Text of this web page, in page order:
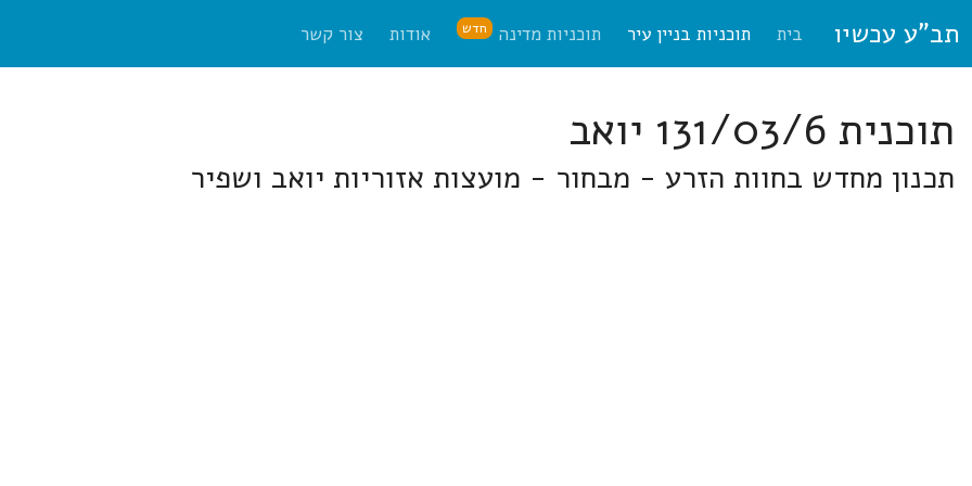
תב"ע עכשיו בית תוכניות בניין עיר תוכניות מדינה חדש אודות צור קשר
תוכנית 131/03/6 יואב
תכנון מחדש בחוות הזרע - מבחור - מועצות אזוריות יואב ושפיר